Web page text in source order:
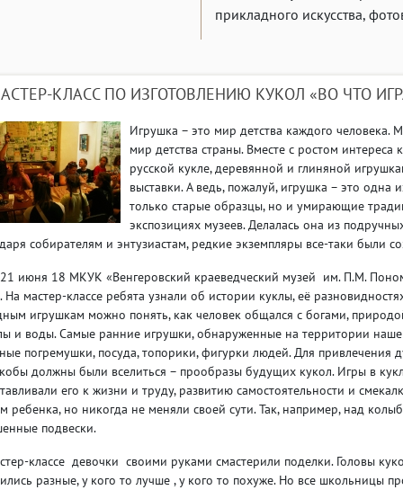
прикладного искусства,
КЛАСС ПО ИЗГОТОВЛЕНИЮ КУКОЛ «ВО ЧТО
Игрушка – это мир детства каждого человека.
мир детства страны. Вместе с ростом
русской кукле, деревянной и глиняной
выставки. А ведь, пожалуй, игрушка – это
только старые образцы, но и умирающие
экспозициях музеев. Делалась она из
собирателям и энтузиастам, редкие экземпляры все-таки были
июня 18 МКУК «Венгеровский краеведческий музей им. П.М.
На мастер-классе ребята узнали об истории куклы, её
игрушкам можно понять, как человек общался с богами,
и воды. Самые ранние игрушки, обнаруженные на территории
погремушки, посуда, топорики, фигурки людей. Для привлечения
должны были вселиться – прообразы будущих кукол. Игры в
его к жизни и труду, развитию самостоятельности и
ребенка, но никогда не меняли своей сути. Так, например, над
подвески.
классе девочки своими руками смастерили поделки. Головы
разные, у кого то лучше , у кого то похуже. Но все школьницы